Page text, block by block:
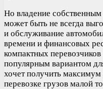
Но владение
может быть не всегда
и обслуживание
времени и финансовых
компактных перевозчиков
популярным вариантом
хочет получить максимум
перевозке грузов малой